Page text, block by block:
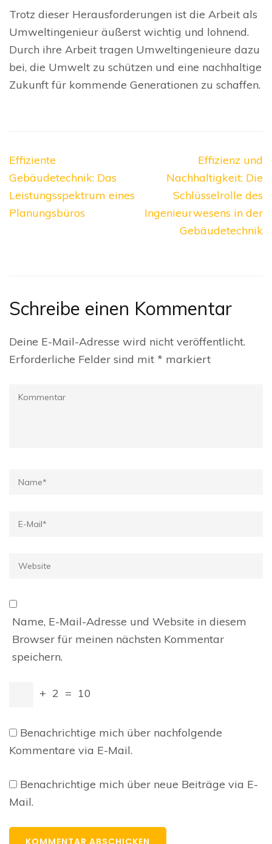
Trotz dieser Herausforderungen ist die Arbeit als
Umweltingenieur äußerst wichtig und lohnend.
Durch ihre Arbeit tragen Umweltingenieure dazu
bei, die Umwelt zu schützen und eine nachhaltige
Zukunft für kommende Generationen zu schaffen.
Beitragsnavigation
Effiziente
Gebäudetechnik: Das
Leistungsspektrum eines
Planungsbüros
Effizienz und
Nachhaltigkeit: Die
Schlüsselrolle des
Ingenieurwesens in der
Gebäudetechnik
Schreibe einen Kommentar
Deine E-Mail-Adresse wird nicht veröffentlicht.
Erforderliche Felder sind mit * markiert
Kommentar
Name*
E-
Website
Name, E-Mail-Adresse und Website in diesem
Browser für meinen nächsten Kommentar
speichern.
+ 2 = 10
Benachrichtige mich über nachfolgende
Kommentare via E-Mail.
Benachrichtige mich über neue Beiträge via E-
Mail.